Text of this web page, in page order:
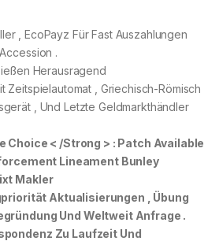
, EcoPayz Für Fast Auszahlungen
.
Herausragend
Zeitspielautomat , Griechisch-Römisch
, Und Letzte Geldmarkthändler
Choice < /Strong > : Patch Available
Lineament Bunley
Makler
Aktualisierungen , Übung
Und Weltweit Anfrage .
Zu Laufzeit Und